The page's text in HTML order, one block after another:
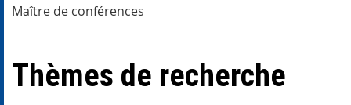
Maître de conférences
Thèmes de recherche